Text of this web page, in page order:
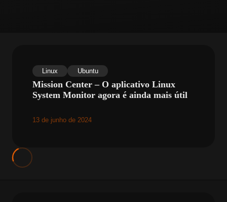
Linux Ubuntu
Mission Center – O aplicativo Linux
System Monitor agora é ainda mais útil
13 de junho de 2024